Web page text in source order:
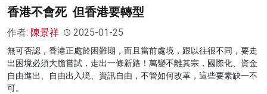
香港不會死 但香港要轉型
作者: 陳景祥 2025-01-25
無可否認，香港正處於困難期，而且當前處境，跟以往很不同，要走
出困境必須大膽嘗試，走出一條新路！萬變不離其宗，國際化、資金
自由進出、自由出入境、資訊自由，不管如何改革，這些要素缺一不
可。